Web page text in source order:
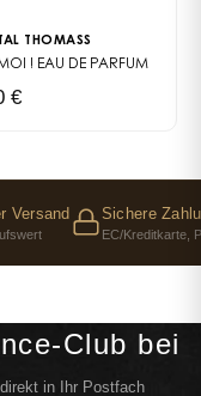
THOMASS
! EAU DE PARFUM
€
Versand Sichere
EC/Kreditkarte,
Club bei
in Ihr Postfach